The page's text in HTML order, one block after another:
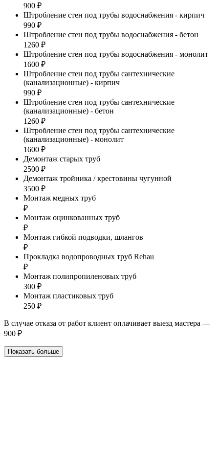
900 ₽
Штробление стен под трубы водоснабжения - кирпич
990 ₽
Штробление стен под трубы водоснабжения - бетон
1260 ₽
Штробление стен под трубы водоснабжения - монолит
1600 ₽
Штробление стен под трубы сантехнические
(канализационные) - кирпич
990 ₽
Штробление стен под трубы сантехнические
(канализационные) - бетон
1260 ₽
Штробление стен под трубы сантехнические
(канализационные) - монолит
1600 ₽
Демонтаж старых труб
2500 ₽
Демонтаж тройника / крестовины чугунной
3500 ₽
Монтаж медных труб
₽
Монтаж оцинкованных труб
₽
Монтаж гибкой подводки, шлангов
₽
Прокладка водопроводных труб Rehau
₽
Монтаж полипропиленовых труб
300 ₽
Монтаж пластиковых труб
250 ₽
В случае отказа от работ клиент оплачивает выезд мастера —
900 ₽
Показать больше